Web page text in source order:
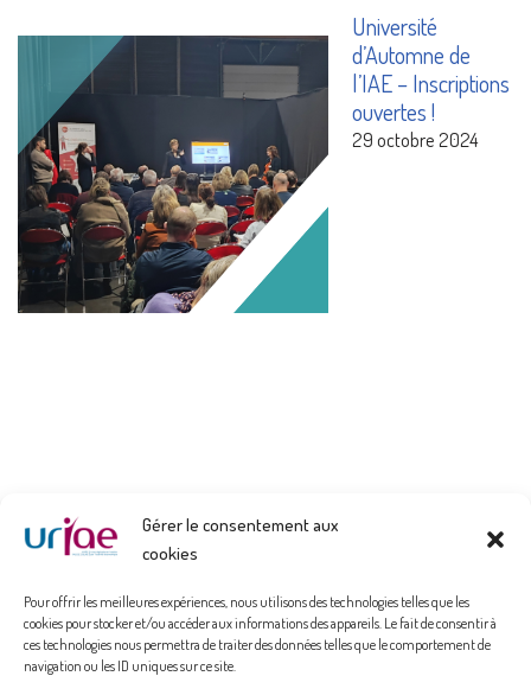
Gérer le consentement aux
cookies
Pour offrir les meilleures expériences, nous utilisons des technologies telles que les
cookies pour stocker et/ou accéder aux informations des appareils. Le fait de consentir à
ces technologies nous permettra de traiter des données telles que le comportement de
navigation ou les ID uniques sur ce site.
Université
d’Automne de
l’IAE – Inscriptions
ouvertes !
29 octobre 2024